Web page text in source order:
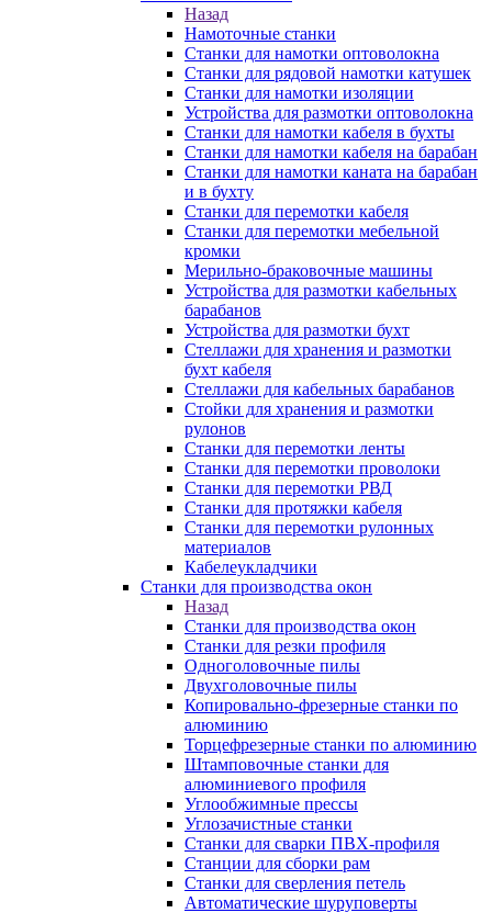
Назад
Намоточные станки
Станки для намотки оптоволокна
Станки для рядовой намотки катушек
Станки для намотки изоляции
Устройства для размотки оптоволокна
Станки для намотки кабеля в бухты
Станки для намотки кабеля на барабан
Станки для намотки каната на барабан
и в бухту
Станки для перемотки кабеля
Станки для перемотки мебельной
кромки
Мерильно-браковочные машины
Устройства для размотки кабельных
барабанов
Устройства для размотки бухт
Стеллажи для хранения и размотки
бухт кабеля
Стеллажи для кабельных барабанов
Стойки для хранения и размотки
рулонов
Станки для перемотки ленты
Станки для перемотки проволоки
Станки для перемотки РВД
Станки для протяжки кабеля
Станки для перемотки рулонных
материалов
Кабелеукладчики
Станки для производства окон
Назад
Станки для производства окон
Станки для резки профиля
Одноголовочные пилы
Двухголовочные пилы
Копировально-фрезерные станки по
алюминию
Торцефрезерные станки по алюминию
Штамповочные станки для
алюминиевого профиля
Углообжимные прессы
Углозачистные станки
Станки для сварки ПВХ-профиля
Станции для сборки рам
Станки для сверления петель
Автоматические шуруповерты